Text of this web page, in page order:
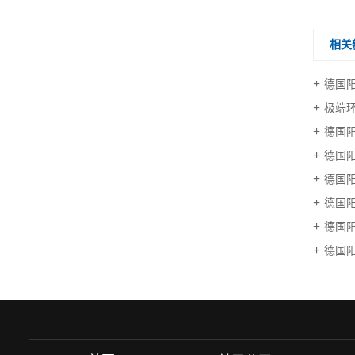
相关
德国
极端
德国
德国
德国
德国
德国
德国